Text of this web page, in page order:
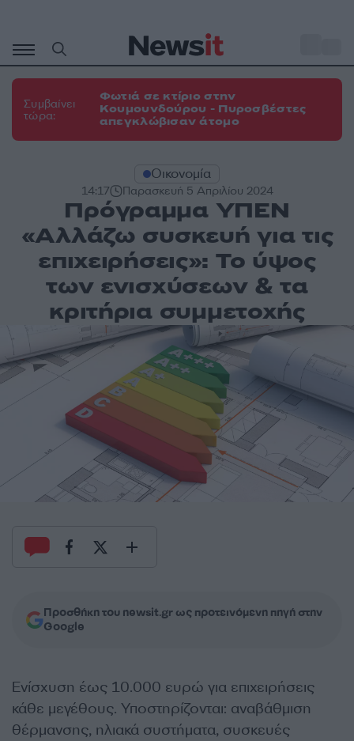
περιεχόμενο
Συμβαίνει
τώρα:
Φωτιά σε κτίριο στην
Κουμουνδούρου - Πυροσβέστες
απεγκλώβισαν άτομο
Οικονομία
14:17 Παρασκευή 5 Απριλίου 2024
Πρόγραμμα ΥΠΕΝ
«Αλλάζω συσκευή για τις
επιχειρήσεις»: Το ύψος
των ενισχύσεων & τα
κριτήρια συμμετοχής
Προσθήκη του newsit.gr ως προτεινόμενη πηγή στην
Google
Ενίσχυση έως 10.000 ευρώ για επιχειρήσεις
κάθε μεγέθους. Υποστηρίζονται: αναβάθμιση
θέρμανσης, ηλιακά συστήματα, συσκευές